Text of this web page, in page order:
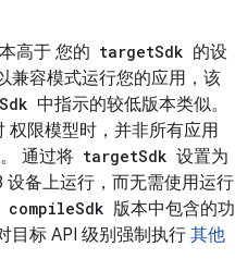
高于 您的 targetSdk 的设
兼容模式运行您的应用，该
中指示的较低版本类似。
权限模型时，并非所有应用
通过将 targetSdk 设置为
设备上运行，而无需使用运行
compileSdk 版本中包含的功
目标 API 级别强制执行 其他